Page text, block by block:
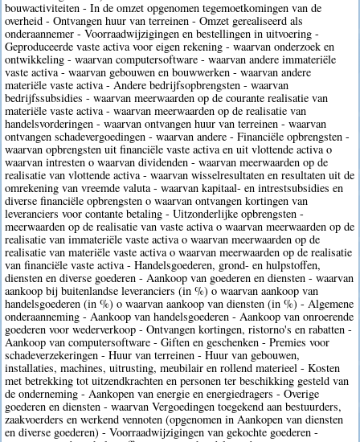
bouwactiviteiten - In de omzet opgenomen tegemoetkomingen van de
overheid - Ontvangen huur van terreinen - Omzet gerealiseerd als
onderaannemer - Voorraadwijzigingen en bestellingen in uitvoering -
Geproduceerde vaste activa voor eigen rekening - waarvan onderzoek en
ontwikkeling - waarvan computersoftware - waarvan andere immateriële
vaste activa - waarvan gebouwen en bouwwerken - waarvan andere
materiële vaste activa - Andere bedrijfsopbrengsten - waarvan
bedrijfssubsidies - waarvan meerwaarden op de courante realisatie van
materiële vaste activa - waarvan meerwaarden op de realisatie van
handelsvorderingen - waarvan ontvangen huur van terreinen - waarvan
ontvangen schadevergoedingen - waarvan andere - Financiële opbrengsten -
waarvan opbrengsten uit financiële vaste activa en uit vlottende activa o
waarvan intresten o waarvan dividenden - waarvan meerwaarden op de
realisatie van vlottende activa - waarvan wisselresultaten en resultaten uit de
omrekening van vreemde valuta - waarvan kapitaal- en intrestsubsidies en
diverse financiële opbrengsten o waarvan ontvangen kortingen van
leveranciers voor contante betaling - Uitzonderlijke opbrengsten -
meerwaarden op de realisatie van vaste activa o waarvan meerwaarden op de
realisatie van immateriële vaste activa o waarvan meerwaarden op de
realisatie van materiële vaste activa o waarvan meerwaarden op de realisatie
van financiële vaste activa - Handelsgoederen, grond- en hulpstoffen,
diensten en diverse goederen - Aankoop van goederen en diensten - waarvan
aankoop bij buitenlandse leveranciers (in %) o waarvan aankoop van
handelsgoederen (in %) o waarvan aankoop van diensten (in %) - Algemene
onderaanneming - Aankoop van handelsgoederen - Aankoop van onroerende
goederen voor wederverkoop - Ontvangen kortingen, ristorno's en rabatten -
Aankoop van computersoftware - Giften en geschenken - Premies voor
schadeverzekeringen - Huur van terreinen - Huur van gebouwen,
installaties, machines, uitrusting, meubilair en rollend materieel - Kosten
met betrekking tot uitzendkrachten en personen ter beschikking gesteld van
de onderneming - Aankopen van energie en energiedragers - Overige
goederen en diensten - waarvan Vergoedingen toegekend aan bestuurders,
zaakvoerders en werkend vennoten (opgenomen in Aankopen van diensten
en diverse goederen) - Voorraadwijzigingen van gekochte goederen -